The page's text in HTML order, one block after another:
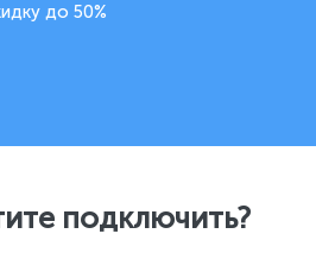
до 50%
подключить?